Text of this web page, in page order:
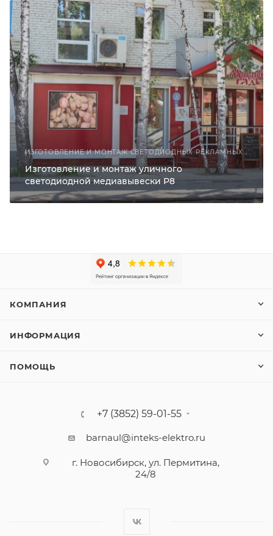
ИЗГОТОВЛЕНИЕ И МОНТАЖ СВЕТОДИОДНЫХ РЕКЛАМНЫХ КОНСТРУКЦИЙ
Изготовление и монтаж уличного
светодиодной медиавывески Р8
КОМПАНИЯ
ИНФОРМАЦИЯ
ПОМОЩЬ
+7 (3852) 59-01-55
barnaul@inteks-elektro.ru
г. Новосибирск, ул. Пермитина,
24/8